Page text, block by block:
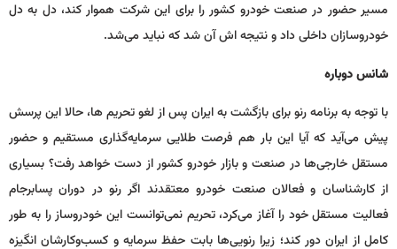
مسیر حضور در صنعت خودرو کشور را برای این شرکت هموار کند، دل به دل
خودروسازان داخلی داد و نتیجه اش آن شد که نباید می‌شد.
شانس دوباره
با توجه به برنامه رنو برای بازگشت به ایران پس از لغو تحریم ها، حالا این پرسش
پیش می‌آید که آیا این بار هم فرصت طلایی سرمایه‌گذاری مستقیم و حضور
مستقل خارجی‌ها در صنعت و بازار خودرو کشور از دست خواهد رفت؟ بسیاری
از کارشناسان و فعالان صنعت خودرو معتقدند اگر رنو در دوران پسابرجام
فعالیت مستقل خود را آغاز می‌کرد، تحریم نمی‌توانست این خودروساز را به طور
کامل از ایران دور کند؛ زیرا رنویی‌ها بابت حفظ سرمایه و کسب‌وکارشان انگیزه